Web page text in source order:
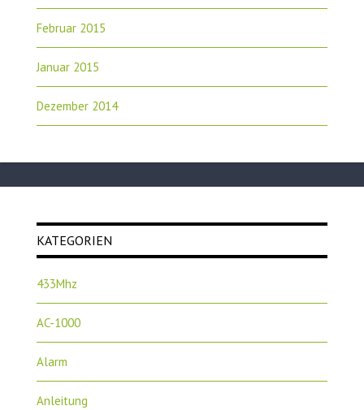
Februar 2015
Januar 2015
Dezember 2014
KATEGORIEN
433Mhz
AC-1000
Alarm
Anleitung